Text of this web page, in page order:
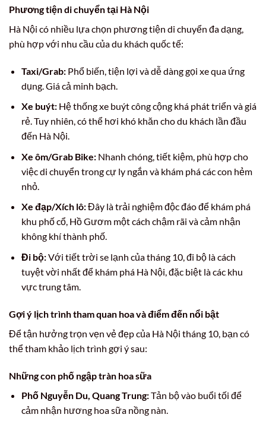
Phương tiện di chuyển tại Hà Nội
Hà Nội có nhiều lựa chọn phương tiện di chuyển đa dạng,
phù hợp với nhu cầu của du khách quốc tế:
Taxi/Grab:Phổ biến, tiện lợi và dễ dàng gọi xe qua ứng
dụng. Giá cả minh bạch.
Xe buýt:Hệ thống xe buýt công cộng khá phát triển và giá
rẻ. Tuy nhiên, có thể hơi khó khăn cho du khách lần đầu
đến Hà Nội.
Xe ôm/Grab Bike:Nhanh chóng, tiết kiệm, phù hợp cho
việc di chuyển trong cự ly ngắn và khám phá các con hẻm
nhỏ.
Xe đạp/Xích lô:Đây là trải nghiệm độc đáo để khám phá
khu phố cổ, Hồ Gươm một cách chậm rãi và cảm nhận
không khí thành phố.
Đi bộ:Với tiết trời se lạnh của tháng 10, đi bộ là cách
tuyệt vời nhất để khám phá Hà Nội, đặc biệt là các khu
vực trung tâm.
Gợi ý lịch trình tham quan hoa và điểm đến nổi bật
Để tận hưởng trọn vẹn vẻ đẹp của Hà Nội tháng 10, bạn có
thể tham khảo lịch trình gợi ý sau:
Những con phố ngập tràn hoa sữa
Phố Nguyễn Du, Quang Trung:Tản bộ vào buổi tối để
cảm nhận hương hoa sữa nồng nàn.